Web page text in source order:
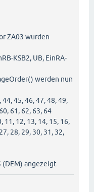
ZA03 wurden
KSB2, UB, EinRA-
werden nun
45, 46, 47, 48, 49,
61, 62, 63, 64
11, 12, 13, 14, 15, 16,
28, 29, 30, 31, 32,
(DEM) angezeigt